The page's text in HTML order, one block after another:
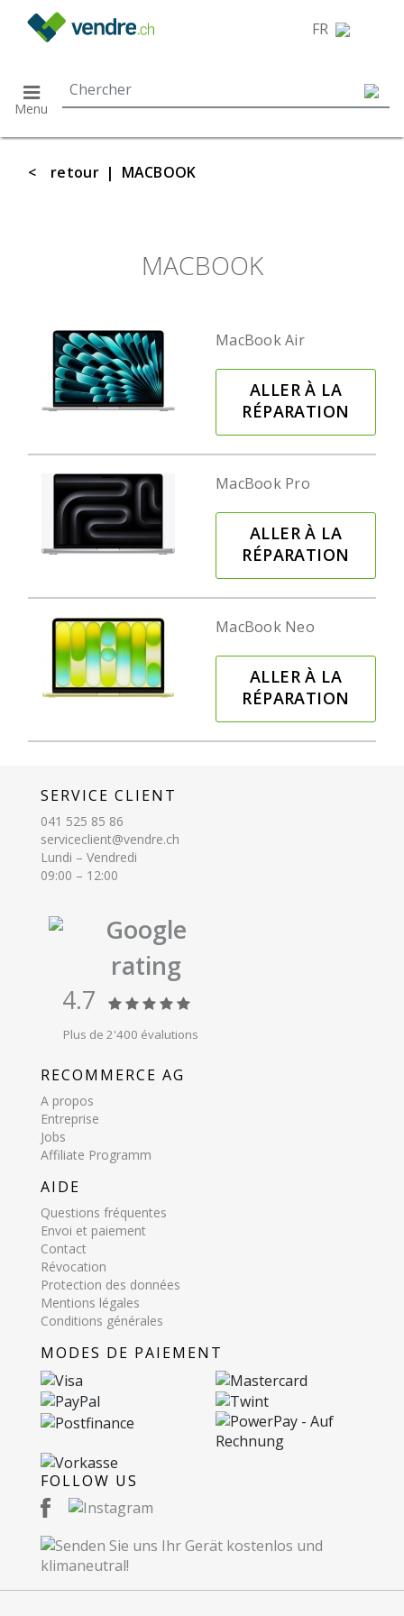
FR
Menu
< retour | MACBOOK
MACBOOK
MacBook Air
ALLER À LA
RÉPARATION
MacBook Pro
ALLER À LA
RÉPARATION
MacBook Neo
ALLER À LA
RÉPARATION
SERVICE CLIENT
041 525 85 86
serviceclient@vendre.ch
Lundi – Vendredi
09:00 – 12:00
Google
rating
4.7
Plus de 2'400 évalutions
RECOMMERCE AG
A propos
Entreprise
Jobs
Affiliate Programm
AIDE
Questions fréquentes
Envoi et paiement
Contact
Révocation
Protection des données
Mentions légales
Conditions générales
MODES DE PAIEMENT
FOLLOW US